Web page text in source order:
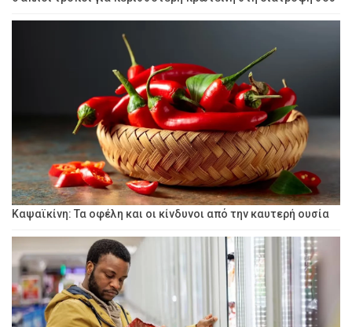
Καψαϊκίνη: Τα οφέλη και οι κίνδυνοι από την καυτερή ουσία